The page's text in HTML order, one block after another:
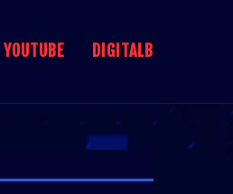
YOUTUBE DIGITALB